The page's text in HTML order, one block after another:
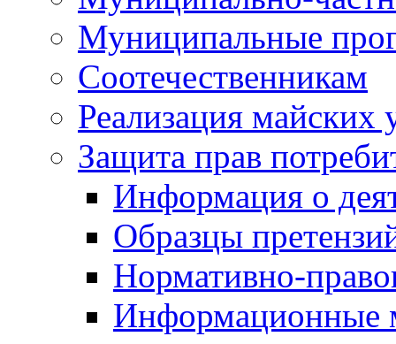
Муниципальные
Соотечественникам
Реализация майских
Защита прав
Информация о
Образцы
Нормативно-
Информационные